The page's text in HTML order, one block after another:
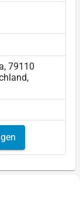
79110